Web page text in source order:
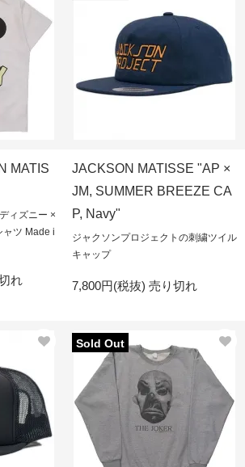
MATIS
ィズニー ×
ャツ Made i
れ
JACKSON MATISSE "AP ×
JM, SUMMER BREEZE CA
P, Navy"
ジャクソンプロジェクトの刺繍ツイル
キャップ
7,800円(税抜) 売り切れ
Sold Out